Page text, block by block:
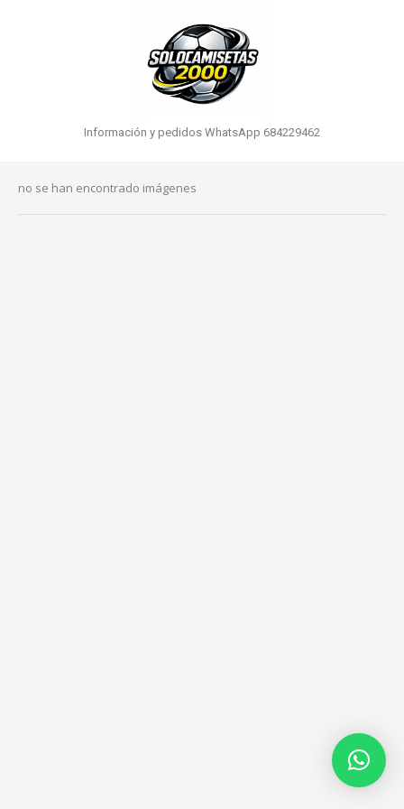
Información y pedidos WhatsApp 684229462
no se han encontrado imágenes